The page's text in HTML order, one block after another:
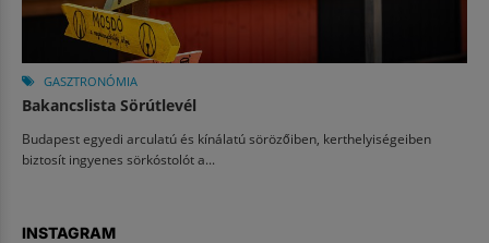
GASZTRONÓMIA
Bakancslista Sörútlevél
Budapest egyedi arculatú és kínálatú sörözőiben, kerthelyiségeiben
biztosít ingyenes sörkóstolót a...
INSTAGRAM